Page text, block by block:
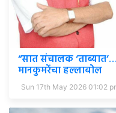
“सात संचालक
मानकुमरेंचा हल्लाबोल
Sun 17th May 2026 01:02